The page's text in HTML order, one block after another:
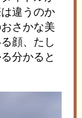
違うのか
さかな美
顔、たし
分かると